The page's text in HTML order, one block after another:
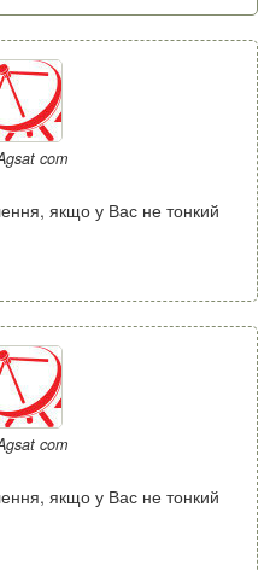
com
якщо у Вас не тонкий
com
якщо у Вас не тонкий